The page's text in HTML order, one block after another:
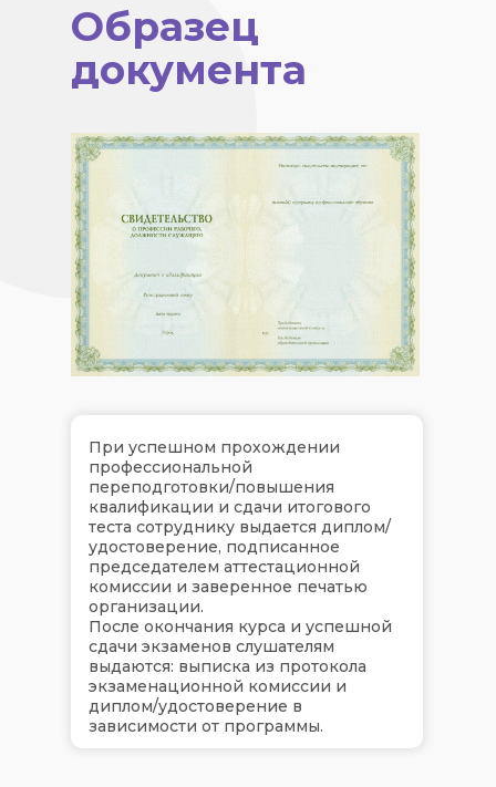
Образец
документа
При успешном прохождении
профессиональной
переподготовки/повышения
квалификации и сдачи итогового
теста сотруднику выдается диплом/
удостоверение, подписанное
председателем аттестационной
комиссии и заверенное печатью
организации.
После окончания курса и успешной
сдачи экзаменов слушателям
выдаются: выписка из протокола
экзаменационной комиссии и
диплом/удостоверение в
зависимости от программы.